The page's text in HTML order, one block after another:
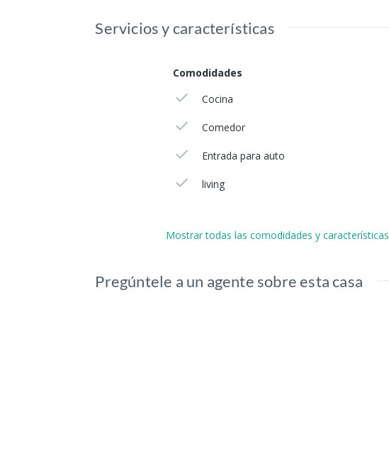
Servicios y características
Comodidades
Cocina
Comedor
Entrada para auto
living
Mostrar todas las comodidades y características
Pregúntele a un agente sobre esta casa